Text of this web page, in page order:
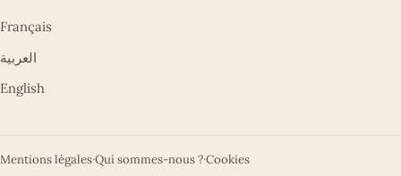
Français
العربية
English
Mentions légales·Qui sommes-nous ?·Cookies